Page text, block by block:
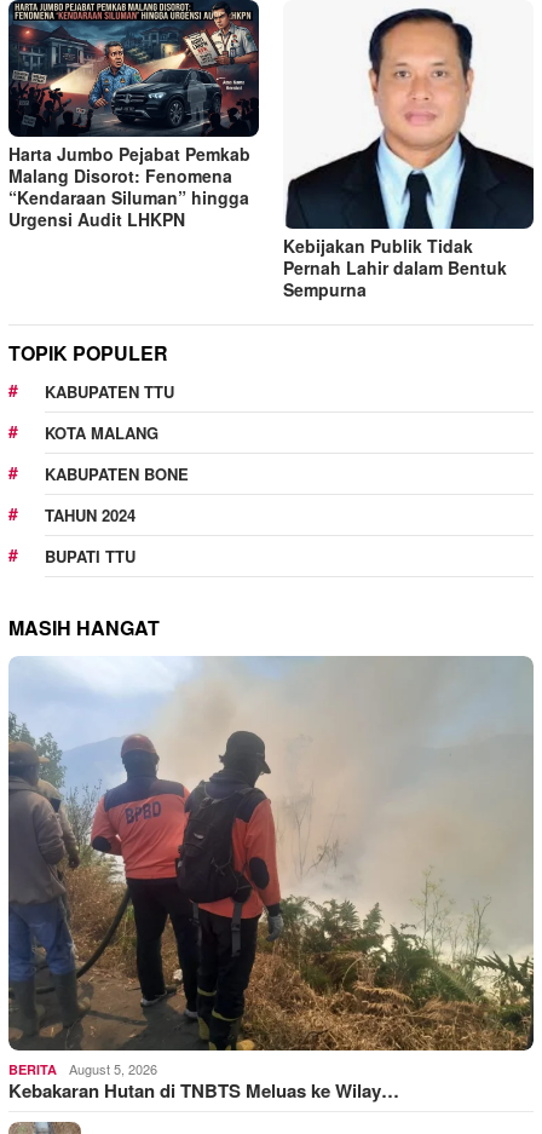
Harta Jumbo Pejabat Pemkab
Malang Disorot: Fenomena
“Kendaraan Siluman” hingga
Urgensi Audit LHKPN
Kebijakan Publik Tidak
Pernah Lahir dalam Bentuk
Sempurna
TOPIK POPULER
KABUPATEN TTU
KOTA MALANG
KABUPATEN BONE
TAHUN 2024
BUPATI TTU
MASIH HANGAT
BERITA August 5, 2026
Kebakaran Hutan di TNBTS Meluas ke Wilay…